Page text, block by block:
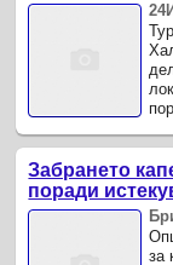
Забрането
поради
за